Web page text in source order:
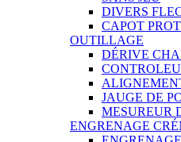
DIVERS
CAPOT
OUTILLAGE
DÉRIVE
JAUGE DE
MESUREUR
ENGRENAGE